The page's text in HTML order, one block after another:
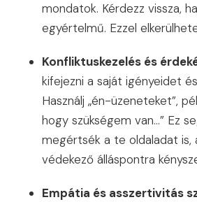
mondatok. Kérdezz vissza,
egyértelmű. Ezzel
Konfliktuskezelés és
kifejezni a saját igényeidet
Használj „én-üzeneteket”,
hogy szükségem van…” Ez
megértsék a te oldaladat is,
védekező álláspontra
Empátia és asszertivitás